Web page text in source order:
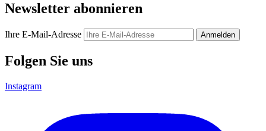
Newsletter abonnieren
Ihre E-Mail-Adresse Anmelden
Folgen Sie uns
Instagram